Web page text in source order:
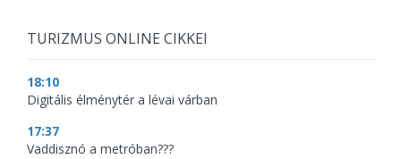
TURIZMUS ONLINE CIKKEI
18:10
Digitális élménytér a lévai várban
17:37
Vaddisznó a metróban???